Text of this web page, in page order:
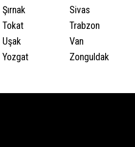
Şırnak
Sivas
Tokat
Trabzon
Uşak
Van
Yozgat Zonguldak